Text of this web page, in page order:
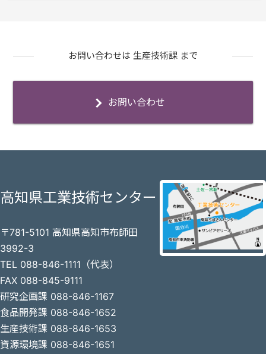
お問い合わせは 生産技術課 まで
お問い合わせ
高知県工業技術センター
〒781-5101 高知県高知市布師田
3992-3
TEL 088-846-1111（代表）
FAX 088-845-9111
研究企画課 088-846-1167
食品開発課 088-846-1652
生産技術課 088-846-1653
資源環境課 088-846-1651